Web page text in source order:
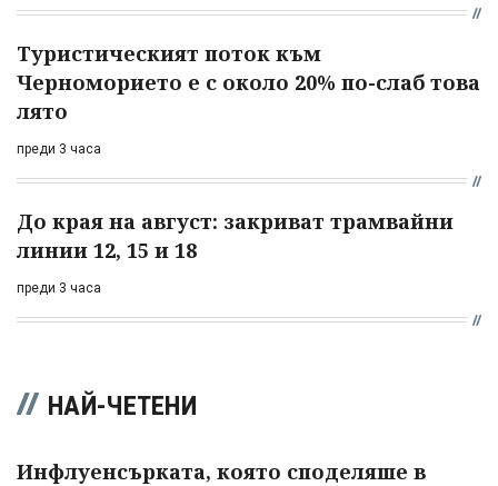
Туристическият поток към
Черноморието е с около 20% по-слаб това
лято
преди 3 часа
До края на август: закриват трамвайни
линии 12, 15 и 18
преди 3 часа
НАЙ-ЧЕТЕНИ
Инфлуенсърката, която споделяше в